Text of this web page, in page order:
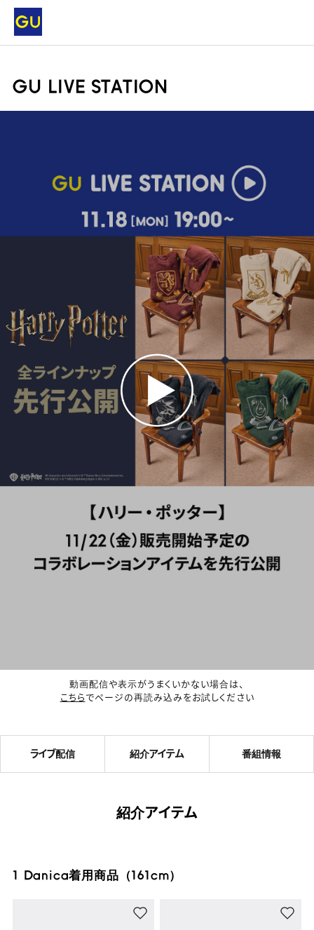
GU LIVE STATION
動画配信や表示がうまくいかない場合は、
こちらでページの再読み込みをお試しください
ライブ配信 紹介アイテム 番組情報
紹介アイテム
1 Danica着用商品（161cm）